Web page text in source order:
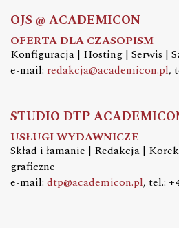
OJS @ ACADEMICON
OFERTA DLA CZASOPISM
Konfiguracja | Hosting | Serwis |
e-mail: redakcja@academicon.pl,
STUDIO DTP
USŁUGI WYDAWNICZE
Skład i łamanie | Redakcja |
graficzne
e-mail: dtp@academicon.pl, tel.: